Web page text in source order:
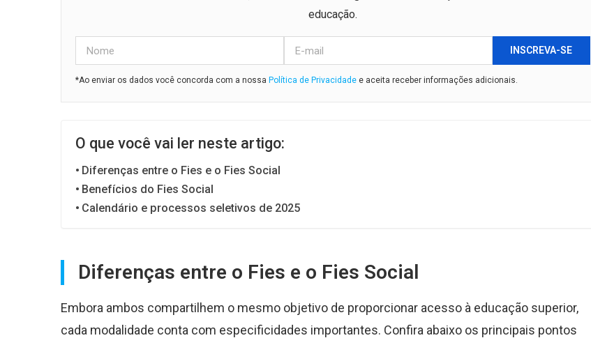
educação.
INSCREVA-SE
*Ao enviar os dados você concorda com a nossa Política de Privacidade e aceita receber informações adicionais.
O que você vai ler neste artigo:
Diferenças entre o Fies e o Fies Social
Benefícios do Fies Social
Calendário e processos seletivos de 2025
Diferenças entre o Fies e o Fies Social
Embora ambos compartilhem o mesmo objetivo de proporcionar acesso à educação superior,
cada modalidade conta com especificidades importantes. Confira abaixo os principais pontos